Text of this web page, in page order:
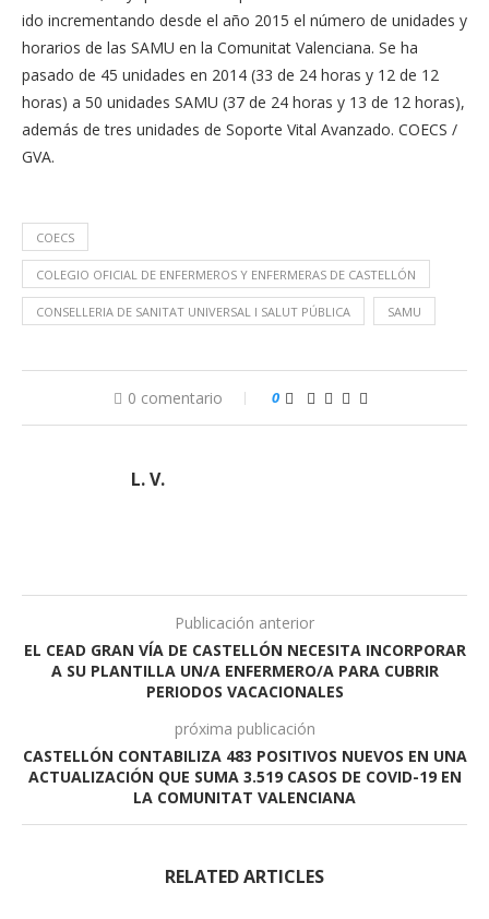
ido incrementando desde el año 2015 el número de unidades y
horarios de las SAMU en la Comunitat Valenciana. Se ha
pasado de 45 unidades en 2014 (33 de 24 horas y 12 de 12
horas) a 50 unidades SAMU (37 de 24 horas y 13 de 12 horas),
además de tres unidades de Soporte Vital Avanzado. COECS /
GVA.
COECS
COLEGIO OFICIAL DE ENFERMEROS Y ENFERMERAS DE CASTELLÓN
CONSELLERIA DE SANITAT UNIVERSAL I SALUT PÚBLICA SAMU
0 comentario 0
L. V.
Publicación anterior
EL CEAD GRAN VÍA DE CASTELLÓN NECESITA INCORPORAR
A SU PLANTILLA UN/A ENFERMERO/A PARA CUBRIR
PERIODOS VACACIONALES
próxima publicación
CASTELLÓN CONTABILIZA 483 POSITIVOS NUEVOS EN UNA
ACTUALIZACIÓN QUE SUMA 3.519 CASOS DE COVID-19 EN
LA COMUNITAT VALENCIANA
RELATED ARTICLES